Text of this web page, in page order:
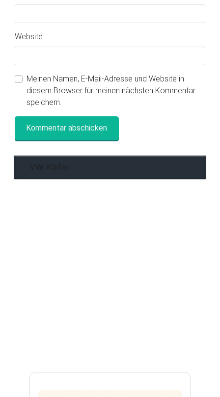
Website
Meinen Namen, E-Mail-Adresse und Website in
diesem Browser für meinen nächsten Kommentar
speichern.